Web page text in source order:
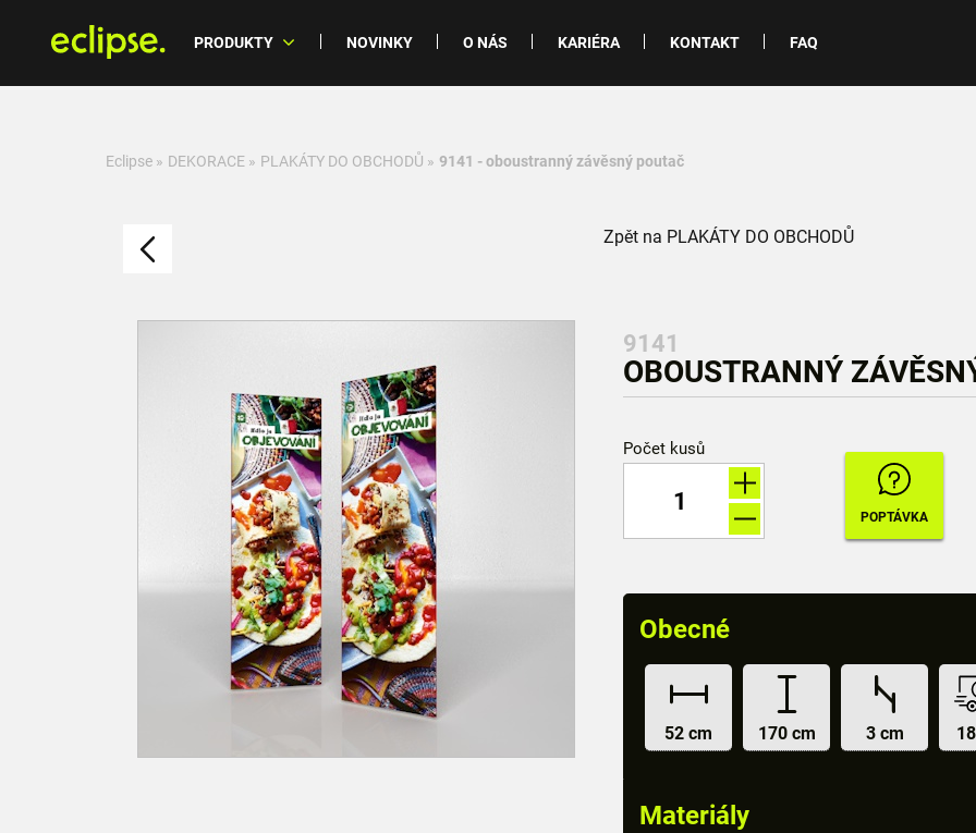
PRODUKTY NOVINKY O NÁS KARIÉRA KONTAKT FAQ
Eclipse » DEKORACE » PLAKÁTY DO OBCHODŮ » 9141 - oboustranný závěsný poutač
Zpět na PLAKÁTY DO OBCHODŮ
9141
OBOUSTRANNÝ
Počet kusů
Obecné
52 cm 170 cm 3 cm
Materiály